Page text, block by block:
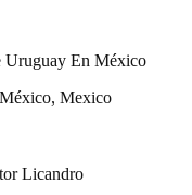
Uruguay En México
Mexico
Licandro